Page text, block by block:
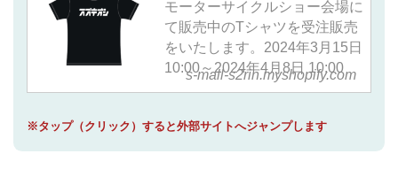
モーターサイクルショー会場に
て販売中のTシャツを受注販売
をいたします。2024年3月15日
10:00～2024年4月8日 10:00
s-mall-s2rin.myshopify.com
※タップ（クリック）すると外部サイトへジャンプします